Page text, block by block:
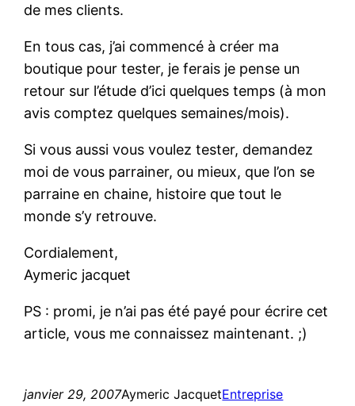
de mes clients.
En tous cas, j’ai commencé à créer ma
boutique pour tester, je ferais je pense un
retour sur l’étude d’ici quelques temps (à mon
avis comptez quelques semaines/mois).
Si vous aussi vous voulez tester, demandez
moi de vous parrainer, ou mieux, que l’on se
parraine en chaine, histoire que tout le
monde s’y retrouve.
Cordialement,
Aymeric jacquet
PS : promi, je n’ai pas été payé pour écrire cet
article, vous me connaissez maintenant. ;)
janvier 29, 2007Aymeric JacquetEntreprise